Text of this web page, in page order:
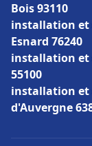
Bois 93110
installation et
Esnard 76240
installation et
55100
installation et
d'Auvergne